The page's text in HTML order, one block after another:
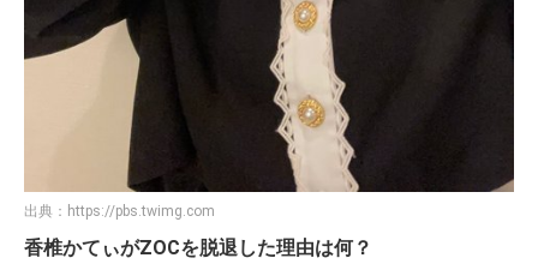
出典： https://pbs.twimg.com
香椎かてぃがZOCを脱退した理由は何？